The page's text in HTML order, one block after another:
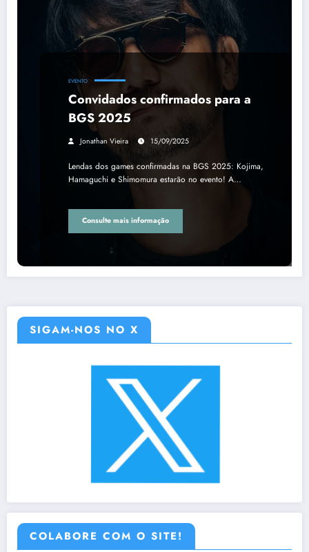
EVENTO
Convidados confirmados para a
BGS 2025
Jonathan Vieira 15/09/2025
Lendas dos games confirmadas na BGS 2025: Kojima,
Hamaguchi e Shimomura estarão no evento! A…
Consulte mais informação
SIGAM-NOS NO X
COLABORE COM O SITE!